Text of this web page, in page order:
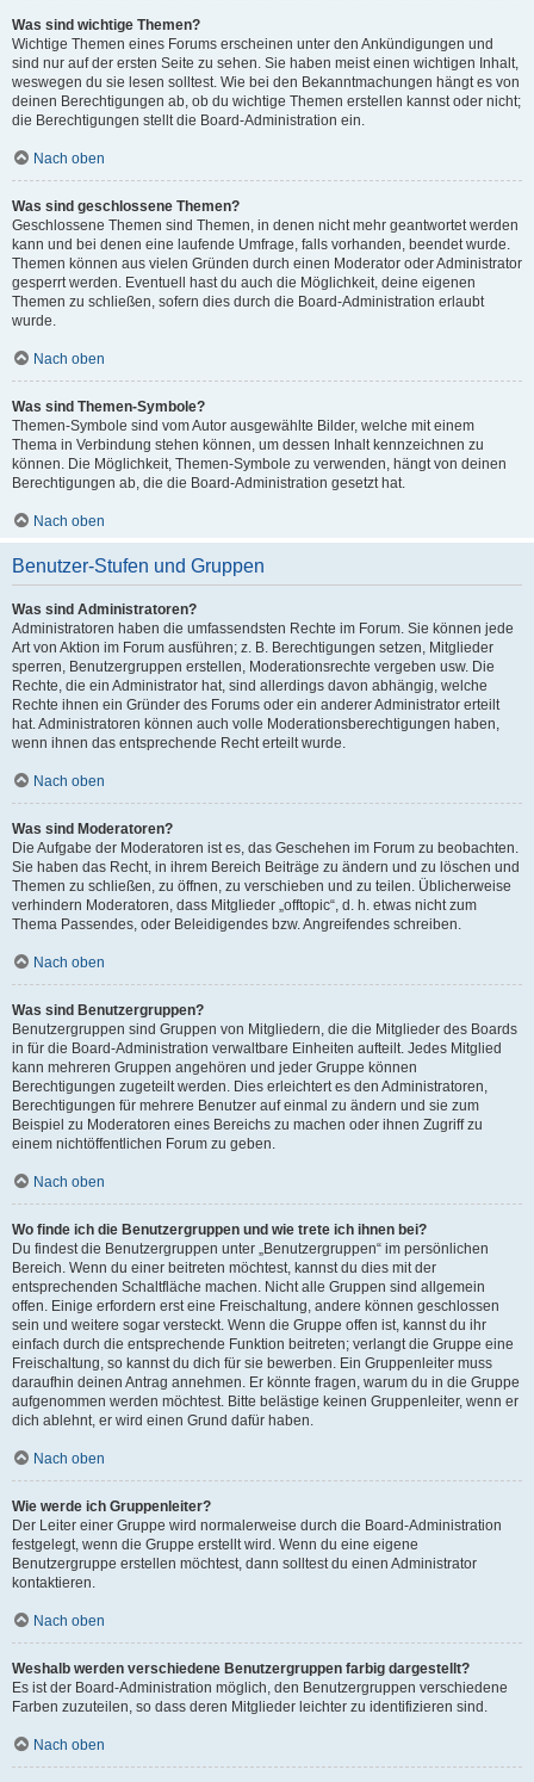
Was sind wichtige Themen?
Wichtige Themen eines Forums erscheinen unter den Ankündigungen und
sind nur auf der ersten Seite zu sehen. Sie haben meist einen wichtigen Inhalt,
weswegen du sie lesen solltest. Wie bei den Bekanntmachungen hängt es von
deinen Berechtigungen ab, ob du wichtige Themen erstellen kannst oder nicht;
die Berechtigungen stellt die Board-Administration ein.
Nach oben
Was sind geschlossene Themen?
Geschlossene Themen sind Themen, in denen nicht mehr geantwortet werden
kann und bei denen eine laufende Umfrage, falls vorhanden, beendet wurde.
Themen können aus vielen Gründen durch einen Moderator oder Administrator
gesperrt werden. Eventuell hast du auch die Möglichkeit, deine eigenen
Themen zu schließen, sofern dies durch die Board-Administration erlaubt
wurde.
Nach oben
Was sind Themen-Symbole?
Themen-Symbole sind vom Autor ausgewählte Bilder, welche mit einem
Thema in Verbindung stehen können, um dessen Inhalt kennzeichnen zu
können. Die Möglichkeit, Themen-Symbole zu verwenden, hängt von deinen
Berechtigungen ab, die die Board-Administration gesetzt hat.
Nach oben
Benutzer-Stufen und Gruppen
Was sind Administratoren?
Administratoren haben die umfassendsten Rechte im Forum. Sie können jede
Art von Aktion im Forum ausführen; z. B. Berechtigungen setzen, Mitglieder
sperren, Benutzergruppen erstellen, Moderationsrechte vergeben usw. Die
Rechte, die ein Administrator hat, sind allerdings davon abhängig, welche
Rechte ihnen ein Gründer des Forums oder ein anderer Administrator erteilt
hat. Administratoren können auch volle Moderationsberechtigungen haben,
wenn ihnen das entsprechende Recht erteilt wurde.
Nach oben
Was sind Moderatoren?
Die Aufgabe der Moderatoren ist es, das Geschehen im Forum zu beobachten.
Sie haben das Recht, in ihrem Bereich Beiträge zu ändern und zu löschen und
Themen zu schließen, zu öffnen, zu verschieben und zu teilen. Üblicherweise
verhindern Moderatoren, dass Mitglieder „offtopic“, d. h. etwas nicht zum
Thema Passendes, oder Beleidigendes bzw. Angreifendes schreiben.
Nach oben
Was sind Benutzergruppen?
Benutzergruppen sind Gruppen von Mitgliedern, die die Mitglieder des Boards
in für die Board-Administration verwaltbare Einheiten aufteilt. Jedes Mitglied
kann mehreren Gruppen angehören und jeder Gruppe können
Berechtigungen zugeteilt werden. Dies erleichtert es den Administratoren,
Berechtigungen für mehrere Benutzer auf einmal zu ändern und sie zum
Beispiel zu Moderatoren eines Bereichs zu machen oder ihnen Zugriff zu
einem nichtöffentlichen Forum zu geben.
Nach oben
Wo finde ich die Benutzergruppen und wie trete ich ihnen bei?
Du findest die Benutzergruppen unter „Benutzergruppen“ im persönlichen
Bereich. Wenn du einer beitreten möchtest, kannst du dies mit der
entsprechenden Schaltfläche machen. Nicht alle Gruppen sind allgemein
offen. Einige erfordern erst eine Freischaltung, andere können geschlossen
sein und weitere sogar versteckt. Wenn die Gruppe offen ist, kannst du ihr
einfach durch die entsprechende Funktion beitreten; verlangt die Gruppe eine
Freischaltung, so kannst du dich für sie bewerben. Ein Gruppenleiter muss
daraufhin deinen Antrag annehmen. Er könnte fragen, warum du in die Gruppe
aufgenommen werden möchtest. Bitte belästige keinen Gruppenleiter, wenn er
dich ablehnt, er wird einen Grund dafür haben.
Nach oben
Wie werde ich Gruppenleiter?
Der Leiter einer Gruppe wird normalerweise durch die Board-Administration
festgelegt, wenn die Gruppe erstellt wird. Wenn du eine eigene
Benutzergruppe erstellen möchtest, dann solltest du einen Administrator
kontaktieren.
Nach oben
Weshalb werden verschiedene Benutzergruppen farbig dargestellt?
Es ist der Board-Administration möglich, den Benutzergruppen verschiedene
Farben zuzuteilen, so dass deren Mitglieder leichter zu identifizieren sind.
Nach oben